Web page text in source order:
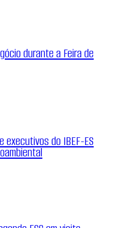
durante a Feira de
do IBEF-ES